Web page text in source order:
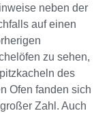
neben der
auf einen
zu sehen,
des
Ofen fanden sich
Zahl. Auch